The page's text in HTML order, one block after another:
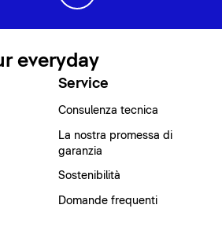
everyday
Service
Consulenza tecnica
La nostra promessa di
garanzia
Sostenibilità
Domande frequenti